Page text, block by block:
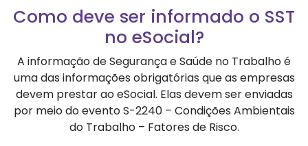
Como deve ser informado o SST
no eSocial?
A informação de Segurança e Saúde no Trabalho é
uma das informações obrigatórias que as empresas
devem prestar ao eSocial. Elas devem ser enviadas
por meio do evento S-2240 – Condições Ambientais
do Trabalho – Fatores de Risco.